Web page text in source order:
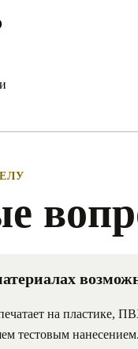
на пластике,
тестовым нанесением.